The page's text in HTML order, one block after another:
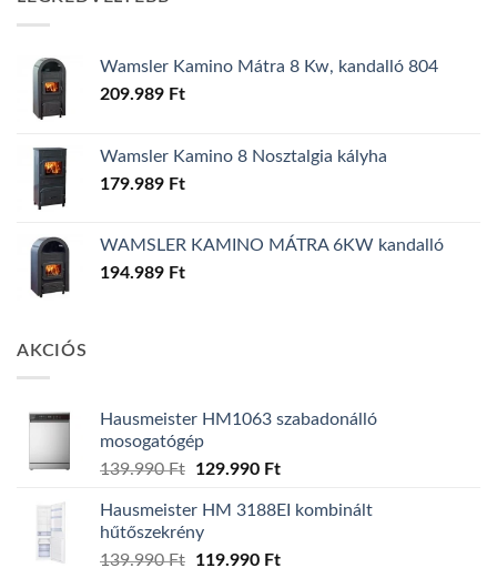
Wamsler Kamino Mátra 8 Kw, kandalló 804
209.989 Ft
Wamsler Kamino 8 Nosztalgia kályha
179.989 Ft
WAMSLER KAMINO MÁTRA 6KW kandalló
194.989 Ft
AKCIÓS
Hausmeister HM1063 szabadonálló
mosogatógép
139.990Ft
Original
was:
139.990 Ft.
129.990 FtCurrent
is:
Hausmeister HM 3188EI kombinált
hűtőszekrény
139.990Ft
Original
119.990 FtCurrent